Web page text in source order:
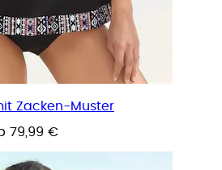
Zacken-Muster
79,99 €